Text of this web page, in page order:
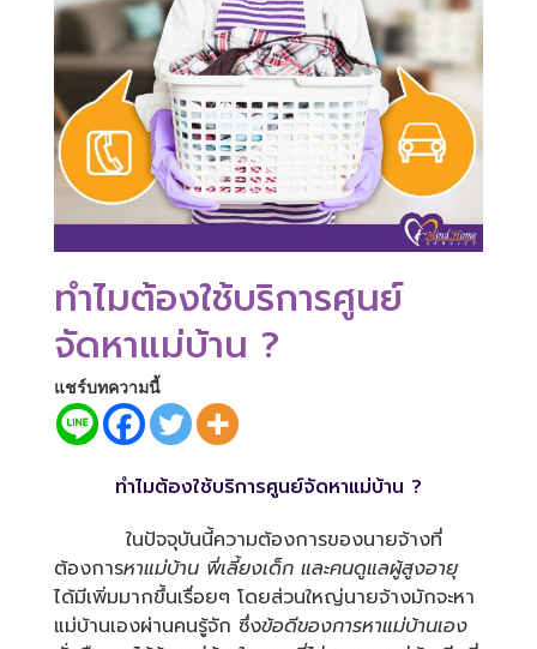
ทำไมต้องใช้บริการศูนย์
จัดหาแม่บ้าน ?
แชร์บทความนี้
ทำไมต้องใช้บริการศูนย์จัดหาแม่บ้าน ?
ในปัจจุบันนี้ความต้องการของนายจ้างที่
ต้องการหาแม่บ้าน พี่เลี้ยงเด็ก และคนดูแลผู้สูงอายุ
ได้มีเพิ่มมากขึ้นเรื่อยๆ โดยส่วนใหญ่นายจ้างมักจะหา
แม่บ้านเองผ่านคนรู้จัก ซึ่งข้อดีของการหาแม่บ้านเอง